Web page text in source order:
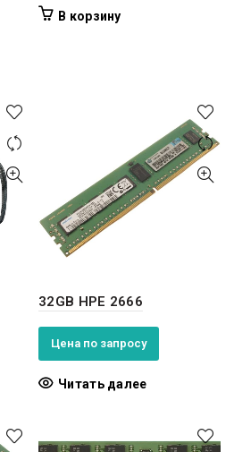
В корзину
32GB HPE 2666
Цена по запросу
Читать далее